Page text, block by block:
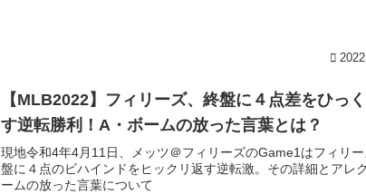
【MLB2022】フィリーズ、終盤に４点差をひっ
す逆転勝利！A・ボームの放った言葉とは？
現地令和4年4月11日、メッツ＠フィリーズのGame1はフィリ
盤に４点のビハインドをヒックリ返す逆転激。その詳細とアレ
ームの放った言葉について